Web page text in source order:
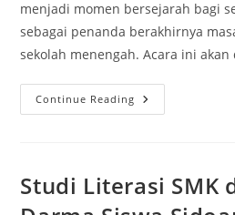
menjadi momen bersejarah bagi
sebagai penanda berakhirnya
sekolah menengah. Acara ini
Continue Reading Langkah
Baru
Sebagai
Puncak
Studi Literasi SMK